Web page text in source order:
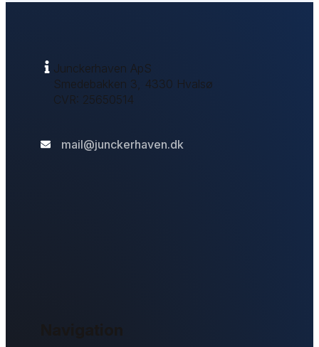
Junckerhaven ApS
Smedebakken 3, 4330 Hvalsø
CVR: 25650514​
mail@junckerhaven.dk